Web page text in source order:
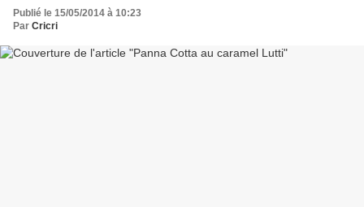
Publié le 15/05/2014 à 10:23
Par Cricri